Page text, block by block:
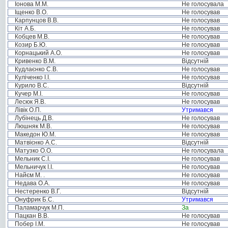
Іонова М.М.
Не голосувала
Іщенко В.О.
Не голосував
Карпунцов В.В.
Не голосував
Кіт А.Б.
Не голосував
Кобцев М.В.
Не голосував
Козир Б.Ю.
Не голосував
Корнацький А.О.
Не голосував
Кривенко В.М.
Відсутній
Кудлаєнко С.В.
Не голосував
Куліченко І.І.
Не голосував
Курило В.С.
Відсутній
Кучер М.І.
Не голосував
Лесюк Я.В.
Не голосував
Лівік О.П.
Утримався
Лубінець Д.В.
Не голосував
Люшняк М.В.
Не голосував
Македон Ю.М.
Не голосував
Матвієнко А.С.
Відсутній
Матузко О.О.
Не голосувала
Мельник С.І.
Не голосував
Мельничук І.І.
Не голосував
Найєм М. .
Не голосував
Недава О.А.
Не голосував
Нестеренко В.Г.
Відсутній
Онуфрик Б.С.
Утримався
Паламарчук М.П.
За
Пацкан В.В.
Не голосував
Побер І.М.
Не голосував